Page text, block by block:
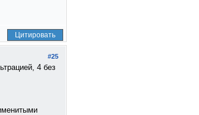
Цитировать
#25
4 без